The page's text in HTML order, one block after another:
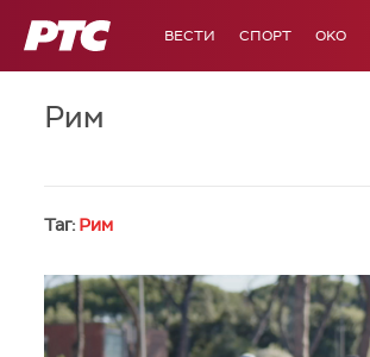
РТС ВЕСТИ СПОРТ OKO
Рим
Таг: Рим